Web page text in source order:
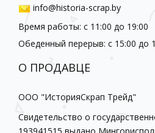
info@historia-scrap.by
Время работы: с 11:00 до 19:00
Обеденный перерыв: с 15:00 до
О ПРОДАВЦЕ
ООО "ИсторияСкрап Трейд"
Свидетельство о
193941515 выдано